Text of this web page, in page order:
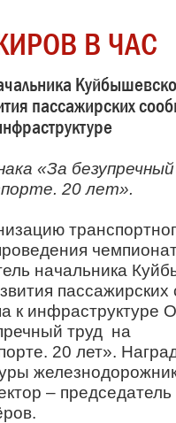
В ЧАС
пассажирских
«За
20 лет».
начальника
к инфраструктуре
труд на
20 лет».
–